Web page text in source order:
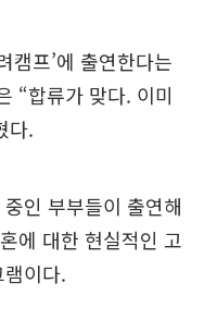
캠프’에 출연한다는
“합류가 맞다. 이미
다.
인 부부들이 출연해
에 대한 현실적인 고
이다.